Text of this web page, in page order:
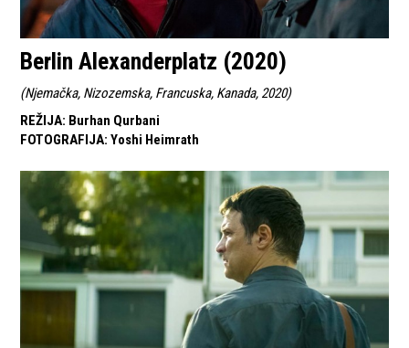
Berlin Alexanderplatz (2020)
(Njemačka, Nizozemska, Francuska, Kanada, 2020)
REŽIJA: Burhan Qurbani
FOTOGRAFIJA: Yoshi Heimrath